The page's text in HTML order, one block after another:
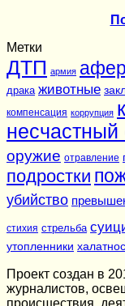
Метки
ДТП армия
драка животные
компенсация коррупция
несчастный
оружие отравление
подростки
убийство
стихия стрельба
утопленники
Проект создан в
журналистов,
происшествия,